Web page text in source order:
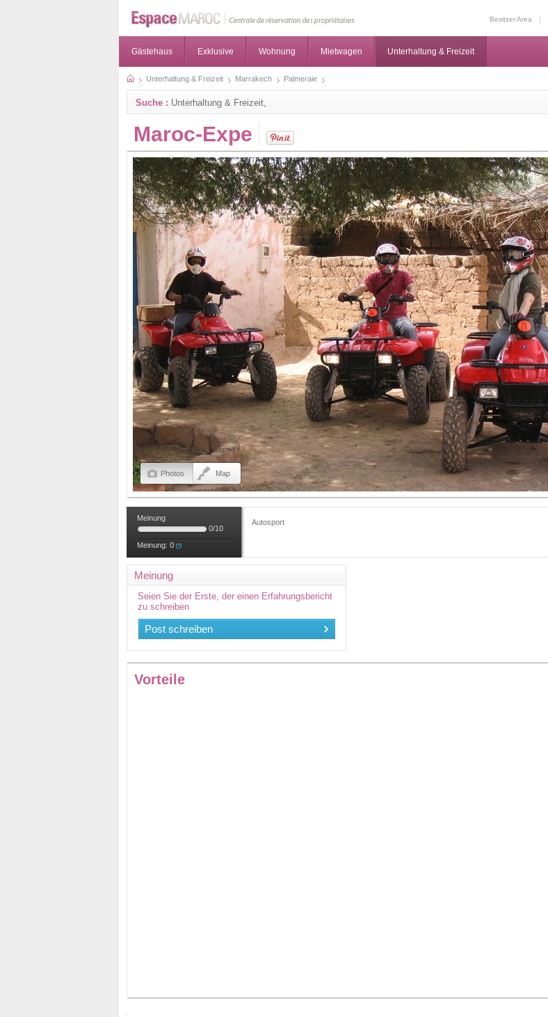
Besitzer Area
Gästehaus Exklusive Wohnung Mietwagen Unterhaltung & Freizeit
Unterhaltung & Freizeit Marrakech Palmeraie
Suche : Unterhaltung & Freizeit,
Maroc-Expe
Photos Map
Meinung
0/10
Meinung: 0
Autosport
Meinung
Seien Sie der Erste, der einen Erfahrungsbericht
zu schreiben
Post schreiben
Vorteile